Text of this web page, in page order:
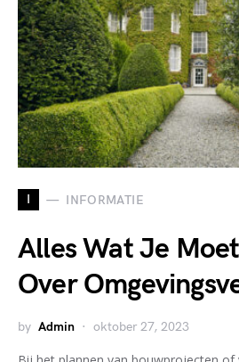
I INFORMATIE
Alles Wat Je
Over
by Admin oktober 27, 2023